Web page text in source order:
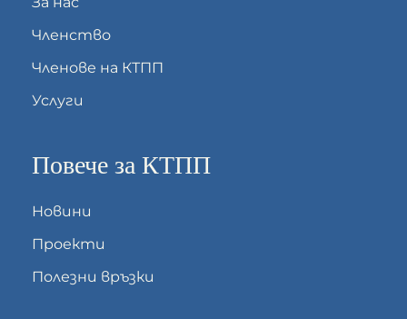
Членство
Членове на КТПП
Услуги
Повече за КТПП
Новини
Проекти
Полезни връзки